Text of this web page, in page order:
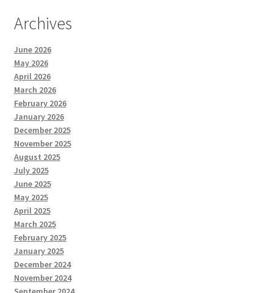
Archives
June 2026
May 2026
April 2026
March 2026
February 2026
January 2026
December 2025
November 2025
August 2025
July 2025
June 2025
May 2025
April 2025
March 2025
February 2025
January 2025
December 2024
November 2024